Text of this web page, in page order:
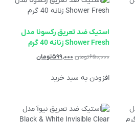
استیک ضد تعریق رکسونا مدل
Shower Fresh زنانه 40 گرم
۶۵۰,۰۰۰تومان ۵۹۹,۰۰۰تومان
افزودن به سبد خرید